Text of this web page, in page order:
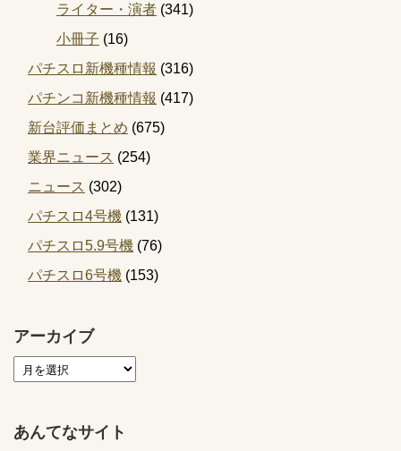
ライター・演者 (341)
小冊子 (16)
パチスロ新機種情報 (316)
パチンコ新機種情報 (417)
新台評価まとめ (675)
業界ニュース (254)
ニュース (302)
パチスロ4号機 (131)
パチスロ5.9号機 (76)
パチスロ6号機 (153)
アーカイブ
あんてなサイト